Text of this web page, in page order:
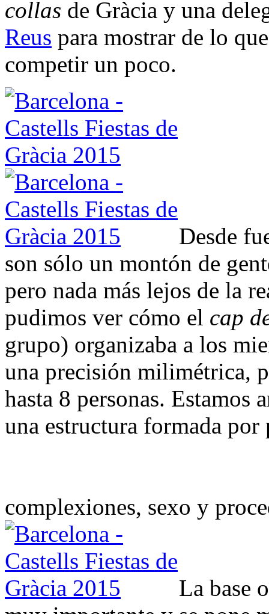
collas de Gràcia y una
Reus para mostrar de lo
competir un poco.
Desde
son sólo un montón de
pero nada más lejos de la
pudimos ver cómo el cap
grupo) organizaba a los
una precisión milimétrica,
hasta 8 personas. Estamos
una estructura formada
complexiones, sexo y
La base